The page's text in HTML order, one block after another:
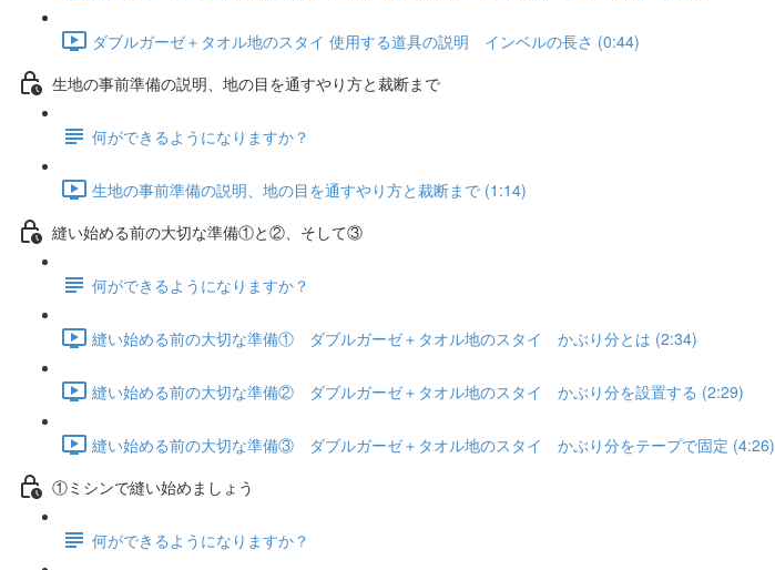
ダブルガーゼ＋タオル地のスタイ 使用する道具の説明 インベルの長さ (0:44)
生地の事前準備の説明、地の目を通すやり方と裁断まで
何ができるようになりますか？
生地の事前準備の説明、地の目を通すやり方と裁断まで (1:14)
縫い始める前の大切な準備①と②、そして③
何ができるようになりますか？
縫い始める前の大切な準備① ダブルガーゼ＋タオル地のスタイ かぶり分とは (2:34)
縫い始める前の大切な準備② ダブルガーゼ＋タオル地のスタイ かぶり分を設置する (2:29)
縫い始める前の大切な準備③ ダブルガーゼ＋タオル地のスタイ かぶり分をテープで固定 (4:26)
①ミシンで縫い始めましょう
何ができるようになりますか？